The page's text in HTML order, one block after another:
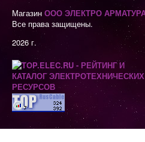
Магазин ООО ЭЛЕКТРО
Все права защищены.
2026 г.